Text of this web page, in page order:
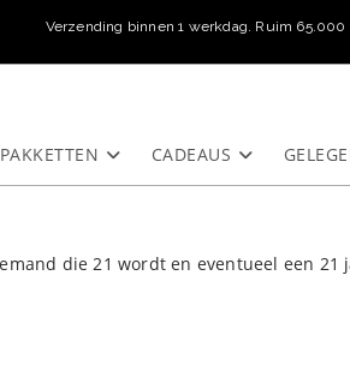
Verzending binnen 1 werkdag. Ruim
PAKKETTEN CADEAUS